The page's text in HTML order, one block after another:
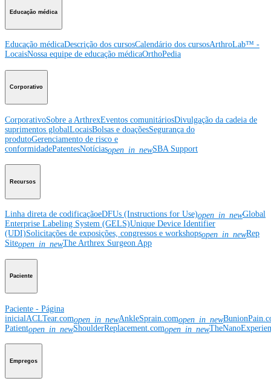
Educação médica
Educação médicaDescrição dos cursosCalendário dos cursosArthroLab™ -
LocaisNossa equipe de educação médicaOrthoPedia
Corporativo
CorporativoSobre a ArthrexEventos comunitáriosDivulgação da cadeia de
suprimentos globalLocaisBolsas e doaçõesSegurança do
produtoGerenciamento de risco e
conformidadePatentesNotíciasopen_in_newSBA Support
Recursos
Linha direta de codificaçãoeDFUs (Instructions for Use)open_in_newGlobal
Enterprise Labeling System (GELS)Unique Device Identifier
(UDI)Solicitações de exposições, congressos e workshopsopen_in_newRep
Siteopen_in_newThe Arthrex Surgeon App
Paciente
Paciente - Página
inicialACLTear.comopen_in_newAnkleSprain.comopen_in_new
Patientopen_in_newShoulderReplacement.comopen_in_new
Empregos